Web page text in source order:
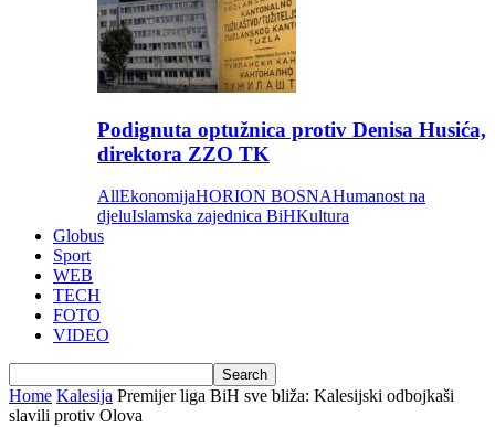
Podignuta optužnica protiv Denisa Husića,
direktora ZZO TK
AllEkonomijaHORION BOSNAHumanost na
djeluIslamska zajednica BiHKultura
Globus
Sport
WEB
TECH
FOTO
VIDEO
Home Kalesija Premijer liga BiH sve bliža: Kalesijski odbojkaši
slavili protiv Olova